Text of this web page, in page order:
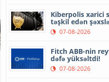
Kiberpolis xarici
təşkil edən
07-08-2026
Fitch ABB-nin
dəfə yüksəltdi!
07-08-2026